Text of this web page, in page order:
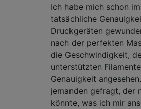
Ich habe mich schon
tatsächliche
Druckgeräten
nach der perfekten
die Geschwindigkeit,
unterstützten
Genauigkeit
jemanden gefragt, der
könnte, was ich mir